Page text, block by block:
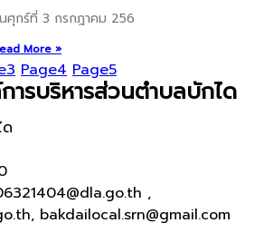
ศุกร์ที่ 3 กรกฎาคม 256
More »
3 Page4 Page5
ารบริหารส่วนตำบลบักได
,
bakdailocal.srn@gmail.com